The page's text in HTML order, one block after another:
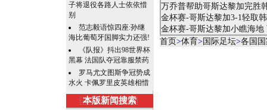
子将退役各路人士依依惜
别
范志毅语惊四座:孙继
海比葡萄牙国脚实力还强!
《队报》抖出98世界杯
黑幕 法国队夺冠靠服禁药
罗马尤文图斯争冠势成
水火 卡佩罗里皮英雄相惜
本版新闻搜索
万乔普帮助哥斯达黎加完胜
金杯赛-哥斯达黎加3-1轻取
金杯赛-哥斯达黎加小瞧海地
首页>体育> 国际足坛>各国